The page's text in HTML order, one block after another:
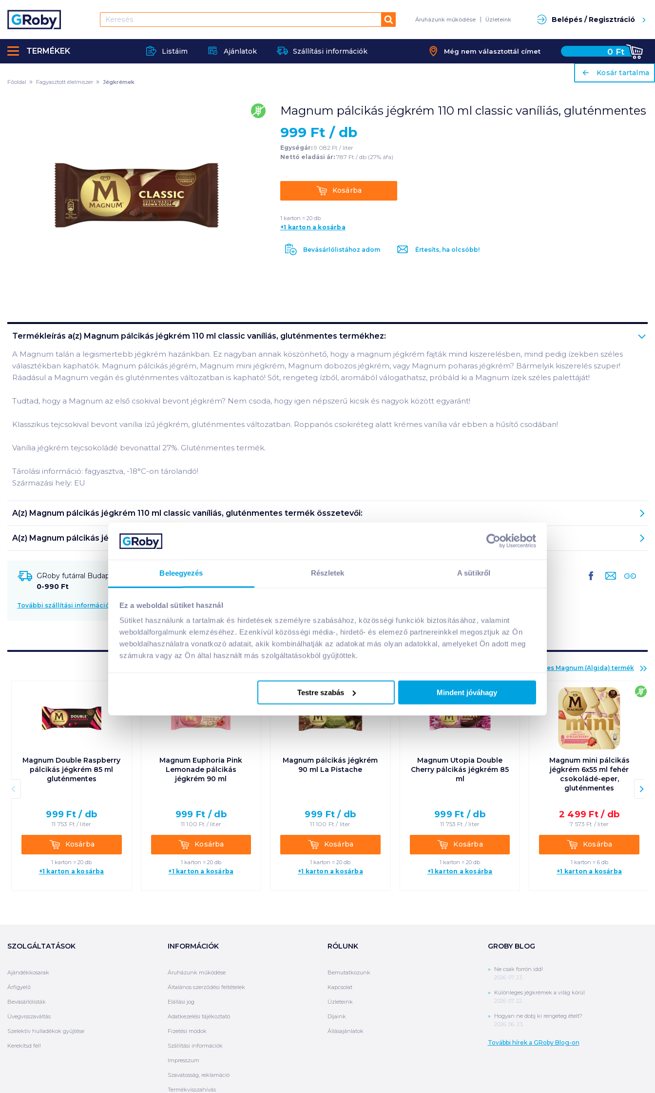
Beleegyezés Részletek A sütikről
Ez a weboldal sütiket használ
Sütiket használunk a tartalmak és hirdetések személyre szabásához, közösségi funkciók biztosításához, valamint
weboldalforgalmunk elemzéséhez. Ezenkívül közösségi média-, hirdető- és elemező partnereinkkel megosztjuk az Ön
weboldalhasználatra vonatkozó adatait, akik kombinálhatják az adatokat más olyan adatokkal, amelyeket Ön adott meg
számukra vagy az Ön által használt más szolgáltatásokból gyűjtöttek.
Testre szabás Mindent jóváhagy
Keresés Áruházunk működése Üzleteink Belépés / Regisztráció
Listáim Ajánlatok Szállítási információk Még nem választottál címet 0 Ft
TERMÉKEK
ariaLabel
Kosár tartalma
Főoldal Fagyasztott élelmiszer Jégkrémek
gluténmentesMagnum pálcikás jégkrém 110 ml classic vaníliás, gluténmentes
999 Ft / db
Egységár: 9 082 Ft / liter
Nettó eladási ár: 787 Ft / db (27% áfa)
KosárbaKosárba
1 karton = 20 db
+1 karton a kosárba
Bevásárlólistához adom Értesíts, ha olcsóbb!
Termékleírás a(z) Magnum pálcikás jégkrém 110 ml classic vaníliás, gluténmentes termékhez:
A Magnum talán a legismertebb jégkrém hazánkban. Ez nagyban annak köszönhető, hogy a magnum jégkrém fajták mind kiszerelésben, mind pedig ízekben széles
választékban kaphatók. Magnum pálcikás jégrém, Magnum mini jégkrém, Magnum dobozos jégkrém, vagy Magnum poharas jégkrém? Bármelyik kiszerelés szuper!
Ráadásul a Magnum vegán és gluténmentes változatban is kapható! Sőt, rengeteg ízből, aromából válogathatsz, próbáld ki a Magnum ízek széles palettáját!
Tudtad, hogy a Magnum az első csokival bevont jégkrém? Nem csoda, hogy igen népszerű kicsik és nagyok között egyaránt!
Klasszikus tejcsokival bevont vanília ízű jégkrém, gluténmentes változatban. Roppanós csokiréteg alatt krémes vanília vár ebben a hűsítő csodában!
Vanília jégkrém tejcsokoládé bevonattal 27%. Gluténmentes termék.
Tárolási információ: fagyasztva, -18°C-on tárolandó!
Származási hely: EU
A(z) Magnum pálcikás jégkrém 110 ml classic vaníliás, gluténmentes termék összetevői:
A(z) Magnum pálcikás jégkrém 110 ml classic vaníliás, gluténmentes
GRoby futárral Budapestre és környékére szállítható
0-990 Ft
További szállítási információk
A márka további termékei
Az összes Magnum (Algida) termék
Magnum Double Raspberry
pálcikás jégkrém 85 ml
gluténmentes
999 Ft / db
11 753 Ft / liter
KosárbaKosárba
1 karton = 20 db
+1 karton a kosárba
Magnum Euphoria Pink
Lemonade pálcikás
jégkrém 90 ml
999 Ft / db
11 100 Ft / liter
KosárbaKosárba
1 karton = 20 db
+1 karton a kosárba
Magnum pálcikás jégkrém
90 ml La Pistache
999 Ft / db
11 100 Ft / liter
KosárbaKosárba
1 karton = 20 db
+1 karton a kosárba
Magnum Utopia Double
Cherry pálcikás jégkrém 85
ml
999 Ft / db
11 753 Ft / liter
KosárbaKosárba
1 karton = 20 db
+1 karton a kosárba
Magnum mini pálcikás
jégkrém 6x55 ml fehér
csokoládé-eper,
gluténmentes
2 499 Ft / db
7 573 Ft / liter
KosárbaKosárba
1 karton = 6 db
+1 karton a kosárba
SZOLGÁLTATÁSOK
Ajándékkosarak
Árfigyelő
Bevásárlólisták
Üvegvisszaváltás
Szelektív hulladékok gyűjtése
Kerekítsd fel!
INFORMÁCIÓK
Áruházunk működése
Általános szerződési feltételek
Elállási jog
Adatkezelési tájékoztató
Fizetési módok
Szállítási információk
Impresszum
Szavatosság, reklamáció
Termékvisszahívás
RÓLUNK
Bemutatkozunk
Kapcsolat
Üzleteink
Díjaink
Állásajánlatok
GROBY BLOG
Ne csak forrón idd!
2026. 07. 23.
Különleges jégkrémek a világ körül
2026. 07. 22.
Hogyan ne dobj ki rengeteg ételt?
2026. 06. 23.
További hírek a GRoby Blog-on